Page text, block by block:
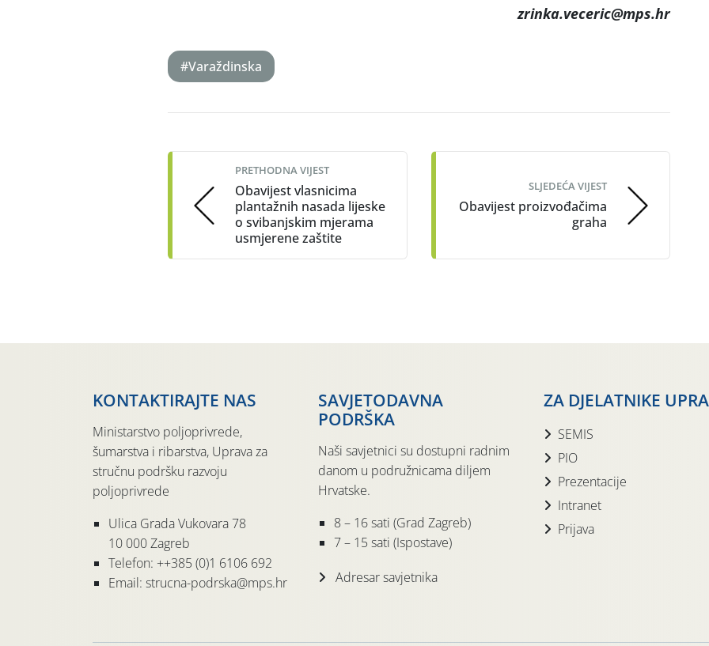
zrinka.veceric@mps.hr
#Varaždinska
navigation
PRETHODNA VIJEST
Obavijest vlasnicima
plantažnih nasada lijeske
o svibanjskim mjerama
usmjerene zaštite
SLJEDEĆA VIJEST
Obavijest proizvođačima
graha
KONTAKTIRAJTE NAS
Ministarstvo poljoprivrede,
šumarstva i ribarstva, Uprava za
stručnu podršku razvoju
poljoprivrede
Ulica Grada Vukovara 78
10 000 Zagreb
Telefon: ++385 (0)1 6106 692
Email: strucna-podrska@mps.hr
SAVJETODAVNA
PODRŠKA
Naši savjetnici su dostupni radnim
danom u podružnicama diljem
Hrvatske.
8 – 16 sati (Grad Zagreb)
7 – 15 sati (Ispostave)
Adresar savjetnika
ZA DJELATNIKE
SEMIS
PIO
Prezentacije
Intranet
Prijava